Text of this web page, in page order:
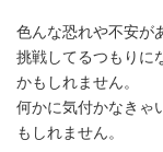
色んな恐れや不安が
挑戦してるつもりに
かもしれません。
何かに気付かなきゃ
もしれません。